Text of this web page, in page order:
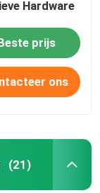
Hardware
prijs
ons
(21)